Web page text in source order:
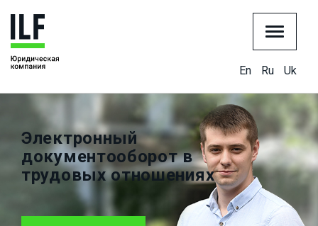
En Ru Uk
Электронный
документооборот в
трудовых отношениях